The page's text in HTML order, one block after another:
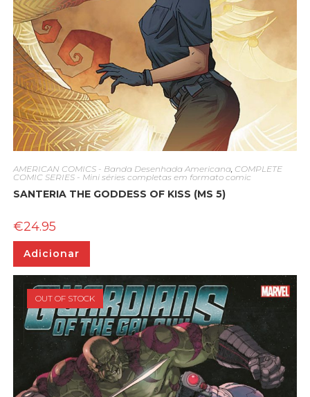
AMERICAN COMICS - Banda Desenhada Americana, COMPLETE
COMIC SERIES - Mini séries completas em formato comic
SANTERIA THE GODDESS OF KISS (MS 5)
€24.95
Adicionar
OUT OF STOCK